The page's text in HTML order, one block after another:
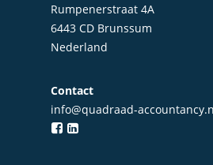
Rumpenerstraat 4A
6443 CD Brunssum
Nederland
Contact
info@quadraad-